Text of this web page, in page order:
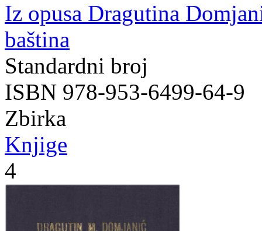
Iz opusa Dragutina
baština
Standardni broj
ISBN 978-953-6499-64-9
Zbirka
Knjige
4